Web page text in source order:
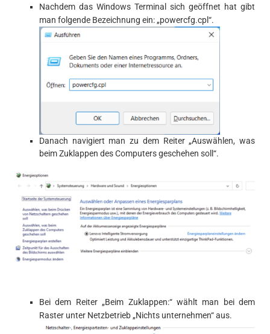
Nachdem das Windows Terminal sich geöffnet hat gibt
man folgende Bezeichnung ein: „powercfg.cpl“.
Danach navigiert man zu dem Reiter „Auswählen, was
beim Zuklappen des Computers geschehen soll“.
Bei dem Reiter „Beim Zuklappen:“ wählt man bei dem
Raster unter Netzbetrieb „Nichts unternehmen“ aus.